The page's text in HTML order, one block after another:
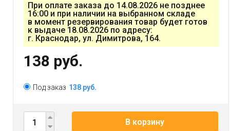
При оплате заказа до 14.08.2026 не позднее
16:00 и при наличии на выбранном складе
в момент резервирования товар будет готов
к выдаче 18.08.2026 по адресу:
г. Краснодар, ул. Димитрова, 164.
138 руб.
Под заказ 138 руб.
В корзину